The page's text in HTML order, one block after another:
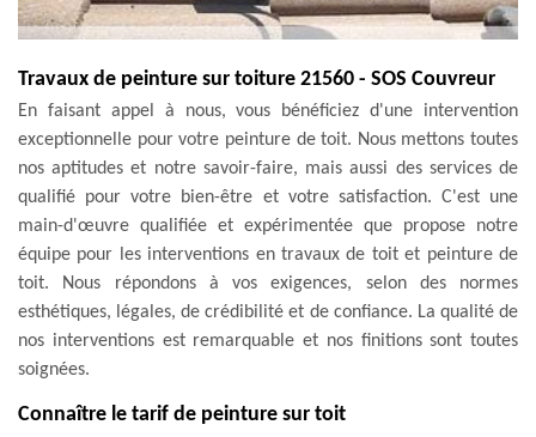
Travaux de peinture sur toiture 21560 - SOS Couvreur
En faisant appel à nous, vous bénéficiez d'une intervention
exceptionnelle pour votre peinture de toit. Nous mettons toutes
nos aptitudes et notre savoir-faire, mais aussi des services de
qualifié pour votre bien-être et votre satisfaction. C'est une
main-d'œuvre qualifiée et expérimentée que propose notre
équipe pour les interventions en travaux de toit et peinture de
toit. Nous répondons à vos exigences, selon des normes
esthétiques, légales, de crédibilité et de confiance. La qualité de
nos interventions est remarquable et nos finitions sont toutes
soignées.
Connaître le tarif de peinture sur toit